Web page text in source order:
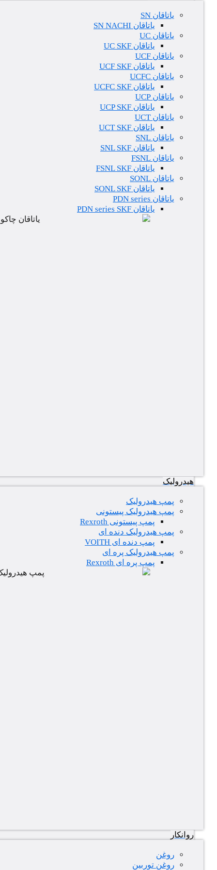
یاتاقان SN
یاتاقان SN NACHI
یاتاقان UC
یاتاقان UC SKF
یاتاقان UCF
یاتاقان UCF SKF
یاتاقان UCFC
یاتاقان UCFC SKF
یاتاقان UCP
یاتاقان UCP SKF
یاتاقان UCT
یاتاقان UCT SKF
یاتاقان SNL
یاتاقان SNL SKF
یاتاقان FSNL
یاتاقان FSNL SKF
یاتاقان SONL
یاتاقان SONL SKF
یاتاقان PDN series
یاتاقان PDN series SKF
هیدرولیک
پمپ هیدرولیک
پمپ هیدرولیک پیستونی
پمپ پیستونی Rexroth
پمپ هیدرولیک دنده ای
پمپ دنده ای VOITH
پمپ هیدرولیک پره ای
پمپ پره ای Rexroth
روانکار
روغن
روغن توربین